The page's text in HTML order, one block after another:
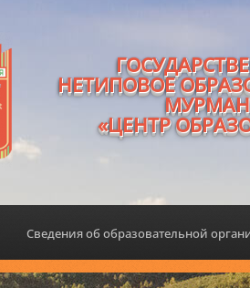
НЕТИПОВОЕ
«ЦЕНТР
Сведения об образовательной